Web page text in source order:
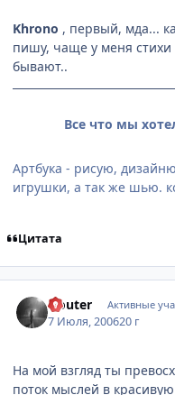
Khrono , первый, мда...
пишу, чаще у меня стихи
бывают..
Все что мы
Артбука - рисую,
игрушки, а так же шью.
Цитата
Nouter Активные
7 Июля, 200620 г
На мой взгляд ты
поток мыслей в